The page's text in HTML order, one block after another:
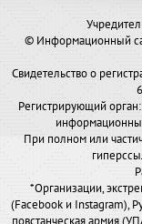
© Информационный
Свидетельство о
Регистрирующий
При полном или
*Организации,
(Facebook и Instagram),